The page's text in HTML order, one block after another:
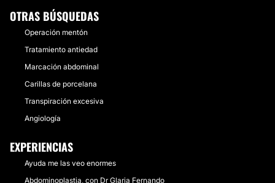
OTRAS BÚSQUEDAS
Operación mentón
Tratamiento antiedad
Marcación abdominal
Carillas de porcelana
Transpiración excesiva
Angiología
EXPERIENCIAS
Ayuda me las veo enormes
Abdominoplastia, con Dr Glaria Fernando